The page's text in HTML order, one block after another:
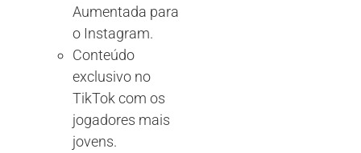
Aumentada para
o Instagram.
Conteúdo
exclusivo no
TikTok com os
jogadores mais
jovens.